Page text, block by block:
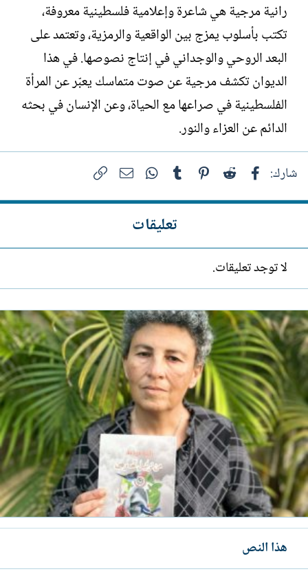
رانية مرجية هي شاعرة وإعلامية فلسطينية معروفة،
تكتب بأسلوب يمزج بين الواقعية والرمزية، وتعتمد على
البعد الروحي والوجداني في إنتاج نصوصها. في هذا
الديوان تكشف مرجية عن صوت متماسك يعبّر عن المرأة
الفلسطينية في صراعها مع الحياة، وعن الإنسان في بحثه
الدائم عن العزاء والنور.
شارك: فيسبوك Reddit
Pinterest
Tumblr
WhatsAppالبريد الإلكتروني
تعليقات
لا توجد تعليقات.
هذا النص